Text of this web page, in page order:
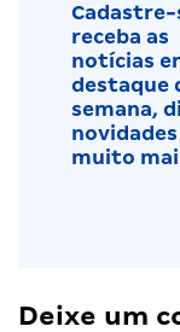
Cadastre-
receba as
notícias
destaque
semana,
novidades
muito
Deixe um